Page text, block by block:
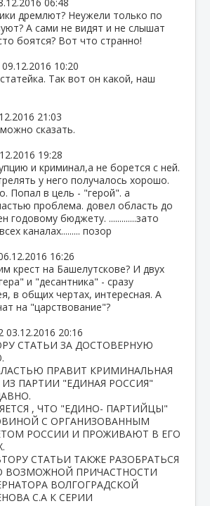
дремлют? Неужели только по
А сами не видят и не слышат
боятся? Вот что странно!
09.12.2016 10:20
Так вот он какой, наш
21:03
сказать.
19:28
и криминал,а не борется с ней.
у него получалось хорошо.
Попал в цель - "герой". а
проблема. довел область до
годовому бюджету. .............зато
каналах......... позор
16:26
крест на Башелутскове? И двух
и "десантника" - сразу
в общих чертах, интересная. А
на "царствование"?
03.12.2016 20:16
СТАТЬИ ЗА ДОСТОВЕРНУЮ
ПРАВИТ КРИМИНАЛЬНАЯ
ПАРТИИ "ЕДИНАЯ РОССИЯ"
, ЧТО "ЕДИНО- ПАРТИЙЦЫ"
С ОРГАНИЗОВАННЫМ
РОССИИ И ПРОЖИВАЮТ В ЕГО
СТАТЬИ ТАКЖЕ РАЗОБРАТЬСЯ
ВОЗМОЖНОЙ ПРИЧАСТНОСТИ
ВОЛГОГРАДСКОЙ
С.А К СЕРИИ